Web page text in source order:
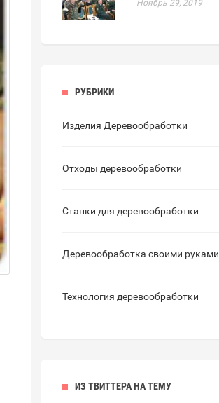
Ноябрь 29, 2019
РУБРИКИ
Изделия Деревообработки
Отходы деревообработки
Станки для деревообработки
Деревообработка своими руками
Технология деревообработки
ИЗ ТВИТТЕРА НА ТЕМУ